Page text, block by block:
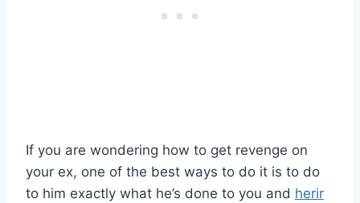
If you are wondering how to get revenge on
your ex, one of the best ways to do it is to do
to him exactly what he’s done to you and herir